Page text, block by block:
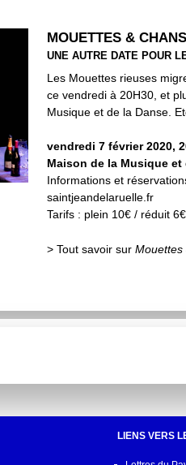
MOUETTES &
UNE AUTRE DATE POUR
Les Mouettes rieuses
ce vendredi à 20H30, et
Musique et de la Danse.
vendredi 7 février 2020,
Maison de la Musique et
Informations et
saintjeandelaruelle.fr
Tarifs : plein 10€ / réduit
>Tout savoir sur Mouettes
LIENS VERS